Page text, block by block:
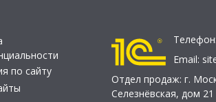
по сайту
Телефон:
Email:
Отдел продаж: г.
Селезнёвская, дом 21